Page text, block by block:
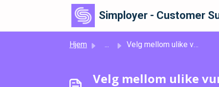
Gå til hovedinnhold
Simployer - Customer
Hjem ... Velg mellom ulike vurderingstyper
Velg mellom ulike